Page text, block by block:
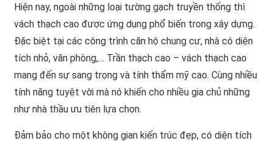
Hiện nay, ngoài những loại tường gạch truyền thống thì
vách thạch cao được ứng dụng phổ biến trong xây dựng.
Đặc biệt tại các công trình căn hộ chung cư, nhà có diện
tích nhỏ, văn phòng,… Trần thạch cao – vách thạch cao
mang đến sự sang trọng và tính thẩm mỹ cao. Cùng nhiều
tính năng tuyệt vời mà nó khiến cho nhiều gia chủ những
như nhà thầu ưu tiên lựa chọn.
Đảm bảo cho một không gian kiến trúc đẹp, có diện tích